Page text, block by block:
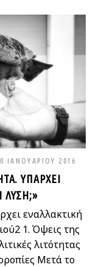
ΙΑΝΟΥΑΡΊΟΥ 2016
ΥΠΆΡΧΕΙ
ΛΎΣΗ;»
εναλλακτική
1. Όψεις της
λιτότητας
Μετά το